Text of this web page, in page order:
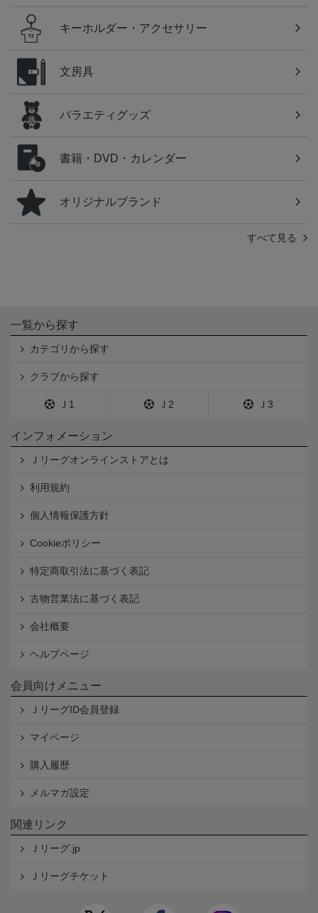
キーホルダー・アクセサリー
文房具
バラエティグッズ
書籍・DVD・カレンダー
オリジナルブランド
すべて見る
一覧から探す
カテゴリから探す
クラブから探す
Ｊ1 Ｊ2 Ｊ3
インフォメーション
Ｊリーグオンラインストアとは
利用規約
個人情報保護方針
Cookieポリシー
特定商取引法に基づく表記
古物営業法に基づく表記
会社概要
ヘルプページ
会員向けメニュー
ＪリーグID会員登録
マイページ
購入履歴
メルマガ設定
関連リンク
Ｊリーグ.jp
Ｊリーグチケット